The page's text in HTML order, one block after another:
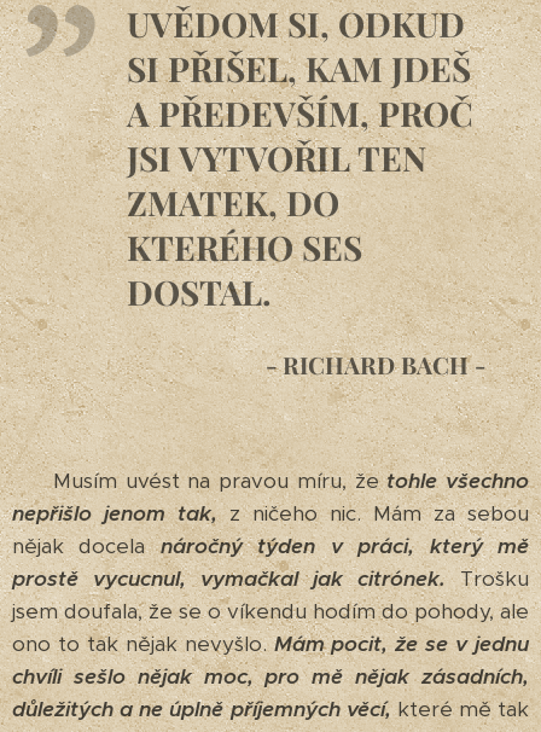
UVĚDOM SI, ODKUD
SI PŘIŠEL, KAM JDEŠ
A PŘEDEVŠÍM, PROČ
JSI VYTVOŘIL TEN
ZMATEK, DO
KTERÉHO SES
DOSTAL.
- RICHARD BACH -
Musím uvést na pravou míru, žetohle všechno
nepřišlo jenom tak,z ničeho nic. Mám za sebou
nějak docelanáročný týden v práci, který mě
prostě vycucnul, vymačkal jak citrónek.Trošku
jsem doufala, že se o víkendu hodím do pohody, ale
ono to tak nějak nevyšlo.Mám pocit, že se v jednu
chvíli sešlo nějak moc, pro mě nějak zásadních,
důležitých a ne úplně příjemných věcí,které mě tak